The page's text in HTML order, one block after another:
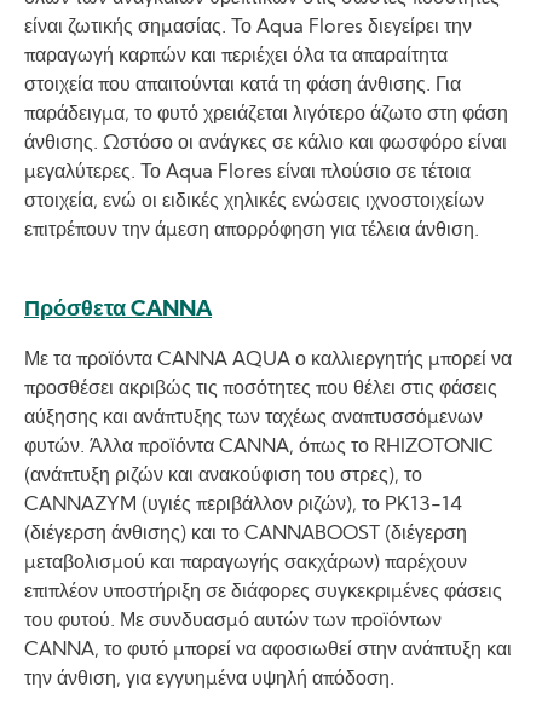
είναι ζωτικής σημασίας. Το Aqua Flores διεγείρει την
παραγωγή καρπών και περιέχει όλα τα απαραίτητα
στοιχεία που απαιτούνται κατά τη φάση άνθισης. Για
παράδειγμα, το φυτό χρειάζεται λιγότερο άζωτο στη φάση
άνθισης. Ωστόσο οι ανάγκες σε κάλιο και φωσφόρο είναι
μεγαλύτερες. Το Aqua Flores είναι πλούσιο σε τέτοια
στοιχεία, ενώ οι ειδικές χηλικές ενώσεις ιχνοστοιχείων
επιτρέπουν την άμεση απορρόφηση για τέλεια άνθιση.
Πρόσθετα CANNA
Με τα προϊόντα CANNA AQUA ο καλλιεργητής μπορεί να
προσθέσει ακριβώς τις ποσότητες που θέλει στις φάσεις
αύξησης και ανάπτυξης των ταχέως αναπτυσσόμενων
φυτών. Άλλα προϊόντα CANNA, όπως το RHIZOTONIC
(ανάπτυξη ριζών και ανακούφιση του στρες), το
CANNAZYM (υγιές περιβάλλον ριζών), το PK13-14
(διέγερση άνθισης) και το CANNABOOST (διέγερση
μεταβολισμού και παραγωγής σακχάρων) παρέχουν
επιπλέον υποστήριξη σε διάφορες συγκεκριμένες φάσεις
του φυτού. Με συνδυασμό αυτών των προϊόντων
CANNA, το φυτό μπορεί να αφοσιωθεί στην ανάπτυξη και
την άνθιση, για εγγυημένα υψηλή απόδοση.